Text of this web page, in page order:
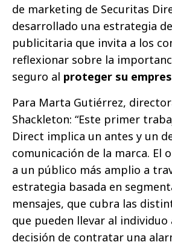
de marketing de Securitas
desarrollado una estrategia
publicitaria que invita a los
reflexionar sobre la
seguro al proteger su
Para Marta Gutiérrez,
Shackleton: “Este primer
Direct implica un antes y un
comunicación de la marca. El
a un público más amplio a
estrategia basada en
mensajes, que cubra las
que pueden llevar al
decisión de contratar una